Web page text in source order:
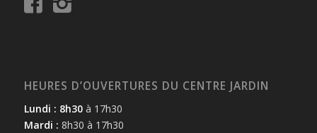
HEURES D’OUVERTURES DU CENTRE JARDIN
Lundi : 8h30à 17h30
Mardi : 8h30 à 17h30